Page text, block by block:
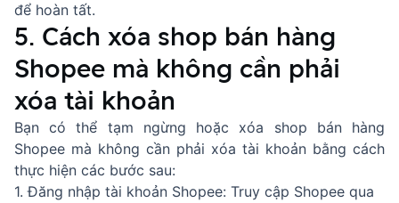
để hoàn tất.
5. Cách xóa shop bán hàng
Shopee mà không cần phải
xóa tài khoản
Bạn có thể tạm ngừng hoặc xóa shop bán hàng
Shopee mà không cần phải xóa tài khoản bằng cách
thực hiện các bước sau:
1. Đăng nhập tài khoản Shopee: Truy cập Shopee qua